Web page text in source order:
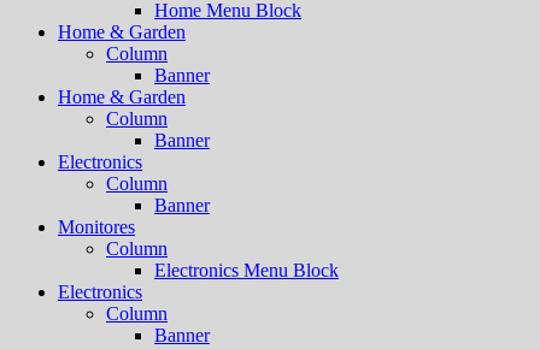
Home Menu Block
Home & Garden
Column
Banner
Home & Garden
Column
Banner
Electronics
Column
Banner
Monitores
Column
Electronics Menu Block
Electronics
Column
Banner